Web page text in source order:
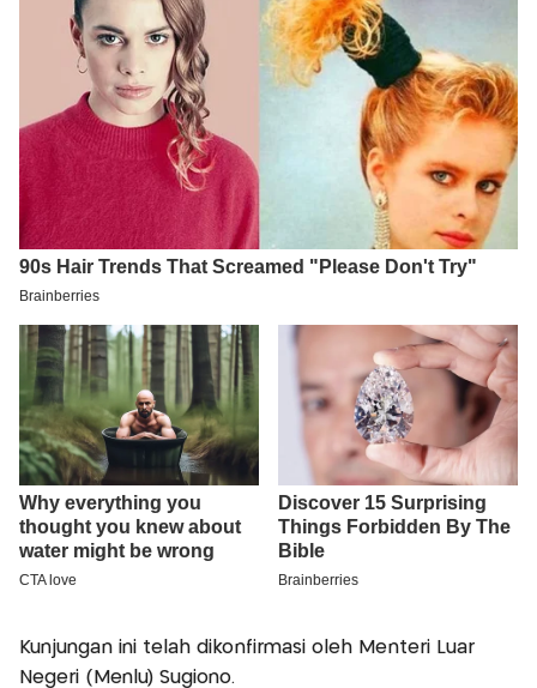
Kunjungan ini telah dikonfirmasi oleh Menteri Luar
Negeri (Menlu) Sugiono.